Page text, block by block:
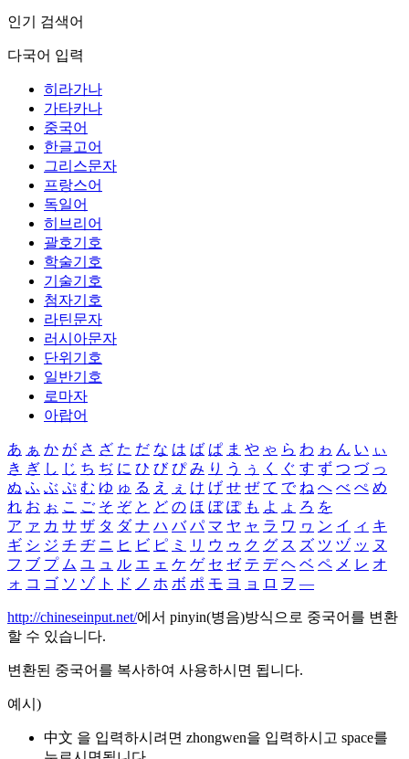
인기 검색어
다국어 입력
히라가나
가타카나
중국어
한글고어
그리스문자
프랑스어
독일어
히브리어
괄호기호
학술기호
기술기호
첨자기호
라틴문자
러시아문자
단위기호
일반기호
로마자
아랍어
あ ぁ か が さ ざ た だ な は ば ぱ ま や ゃ ら わ ゎ ん い ぃ
き ぎ し じ ち ぢ に ひ び ぴ み り う ぅ く ぐ す ず つ づ っ
ぬ ふ ぶ ぷ む ゆ ゅ る え ぇ け げ せ ぜ て で ね へ べ ぺ め
れ お ぉ こ ご そ ぞ と ど の ほ ぼ ぽ も よ ょ ろ を
ア ァ カ サ ザ タ ダ ナ ハ バ パ マ ヤ ャ ラ ワ ヮ ン イ ィ キ
ギ シ ジ チ ヂ ニ ヒ ビ ピ ミ リ ウ ゥ ク グ ス ズ ツ ヅ ッ ヌ
フ ブ プ ム ユ ュ ル エ ェ ケ ゲ セ ゼ テ デ ヘ ベ ペ メ レ オ
ォ コ ゴ ソ ゾ ト ド ノ ホ ボ ポ モ ヨ ョ ロ ヲ ―
http://chineseinput.net/에서 pinyin(병음)방식으로 중국어를 변환
할 수 있습니다.
변환된 중국어를 복사하여 사용하시면 됩니다.
예시)
中文 을 입력하시려면 zhongwen을 입력하시고 space를